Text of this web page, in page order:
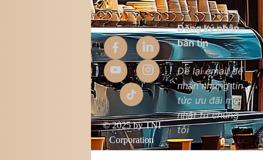
© 2025 by TNI
Corporation
Đăng ký nhận
bản tin
Để lại email để
nhận những tin
tức ưu đãi mới
nhất từ chúng
tôi